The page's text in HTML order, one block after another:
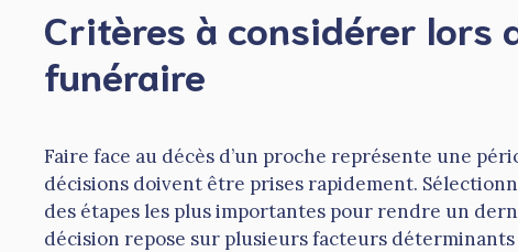
Critères à considérer lors
funéraire
Faire face au décès d’un proche représente une
décisions doivent être prises rapidement.
des étapes les plus importantes pour rendre un
décision repose sur plusieurs facteurs